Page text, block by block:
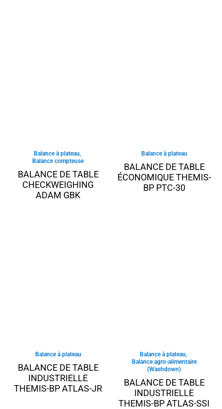
Balance à plateau
Balance compteuse
BALANCE DE TABLE
CHECKWEIGHING
ADAM GBK
Balance à plateau
BALANCE DE TABLE
ÉCONOMIQUE THEMIS-
BP PTC-30
Balance à plateau
BALANCE DE TABLE
INDUSTRIELLE
THEMIS-BP ATLAS-JR
Balance à plateau
Balance agro-alimentaire
(Washdown)
BALANCE DE TABLE
INDUSTRIELLE
THEMIS-BP ATLAS-SSI